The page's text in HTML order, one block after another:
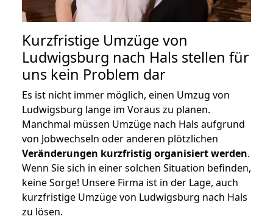
Kurzfristige Umzüge von
Ludwigsburg nach Hals stellen für
uns kein Problem dar
Es ist nicht immer möglich, einen Umzug von
Ludwigsburg lange im Voraus zu planen.
Manchmal müssen Umzüge nach Hals aufgrund
von Jobwechseln oder anderen plötzlichen
Veränderungen kurzfristig organisiert werden.
Wenn Sie sich in einer solchen Situation befinden,
keine Sorge! Unsere Firma ist in der Lage, auch
kurzfristige Umzüge von Ludwigsburg nach Hals
zu lösen.